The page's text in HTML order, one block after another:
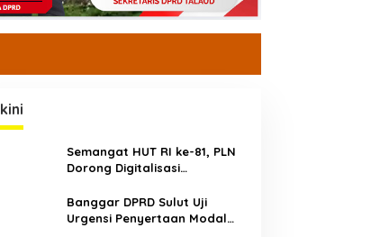
Semangat HUT RI ke-81, PLN
Dorong Digitalisasi
Palu Lewat Program TJSL
Banggar DPRD Sulut Uji
Urgensi Penyertaan Modal